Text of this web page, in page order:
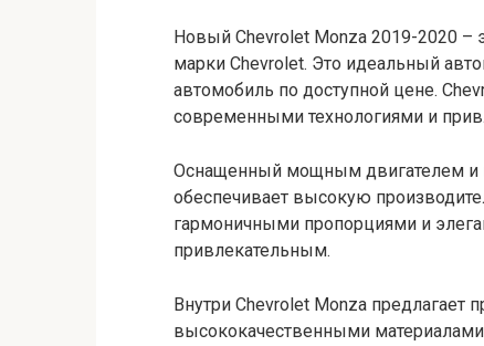
Новый Chevrolet Monza 2019-2020 –
марки Chevrolet. Это идеальный
автомобиль по доступной цене.
современными технологиями и
Оснащенный мощным двигателем и
обеспечивает высокую
гармоничными пропорциями и
привлекательным.
Внутри Chevrolet Monza предлагает
высококачественными материалами